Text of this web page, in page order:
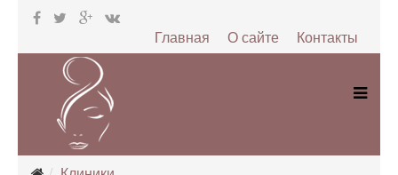
Контакты
О сайте
Главная